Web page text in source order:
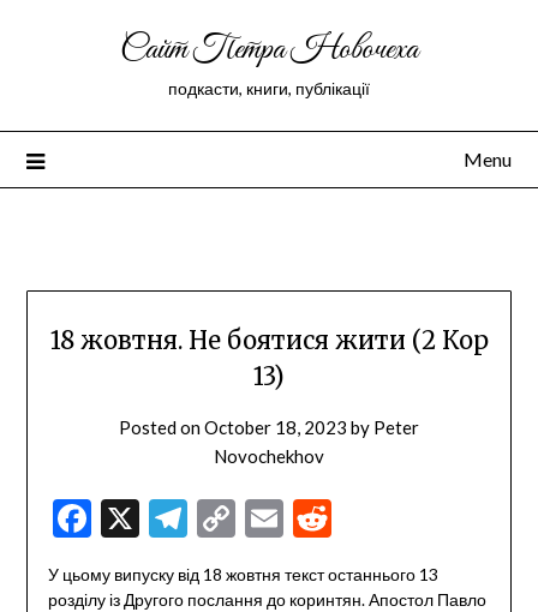
Сайт Петра Новочеха
подкасти, книги, публікації
Menu
18 жовтня. Не боятися жити (2 Кор
13)
Posted onOctober 18, 2023 by Peter
Novochekhov
Facebook
X Telegram
Copy
EmailReddit
У цьому випуску від 18 жовтня текст останнього 13
розділу із Другого послання до коринтян. Апостол Павло